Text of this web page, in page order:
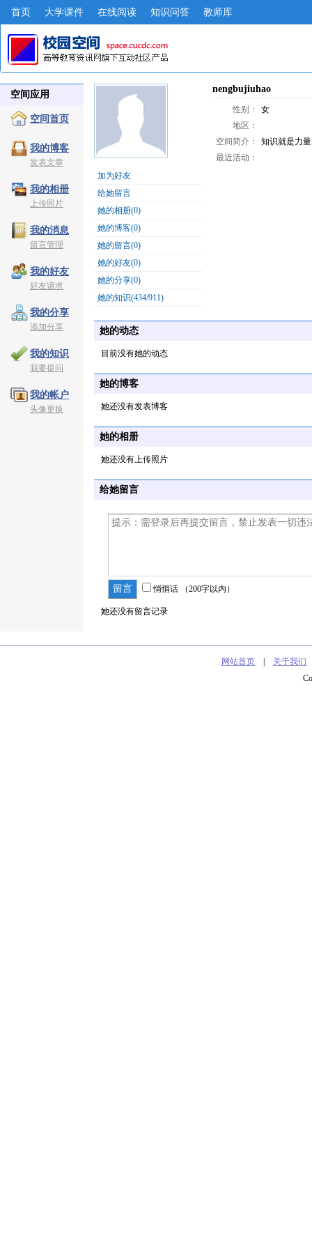
首页 大学课件 在线阅读 知识问答 教师库
空间应用
空间首页
我的博客
发表文章
我的相册
上传照片
我的消息
留言管理
我的好友
好友请求
我的分享
添加分享
我的知识
我要提问
我的帐户
头像更换
加为好友
给她留言
她的相册(0)
她的博客(0)
她的留言(0)
她的好友(0)
她的分享(0)
她的知识(434/911)
nengbujiuhao
性别：
女
地区：
空间简介：
知识就是力量
最近活动：
她的动态
目前没有她的动态
她的博客
她还没有发表博客
她的相册
她还没有上传照片
给她留言
悄悄话 （200字以内）
她还没有留言记录
网站首页 关于我们